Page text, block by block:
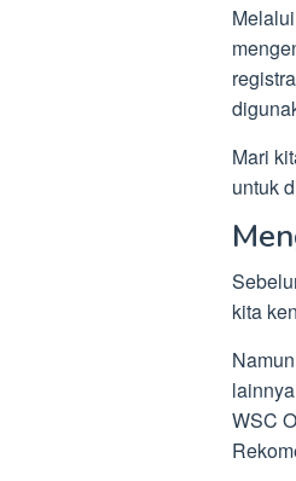
Mari
untuk
kita
WSC